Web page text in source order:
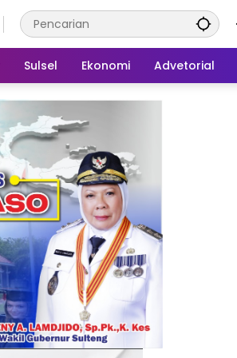
Sulsel Ekonomi Advetorial